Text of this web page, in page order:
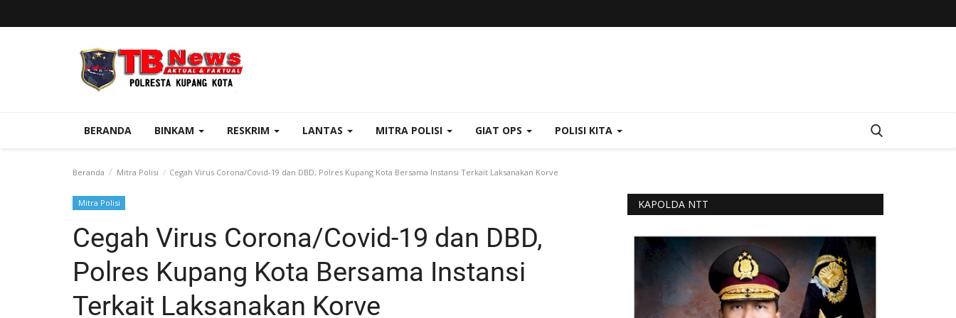
BERANDA BINKAM RESKRIM LANTAS MITRA POLISI GIAT OPS POLISI KITA
Beranda Mitra Polisi Cegah Virus Corona/Covid-19 dan DBD, Polres Kupang Kota Bersama Instansi Terkait Laksanakan Korve
Mitra Polisi
Cegah Virus Corona/Covid-19 dan DBD,
Polres Kupang Kota Bersama Instansi
Terkait Laksanakan Korve
KAPOLDA NTT